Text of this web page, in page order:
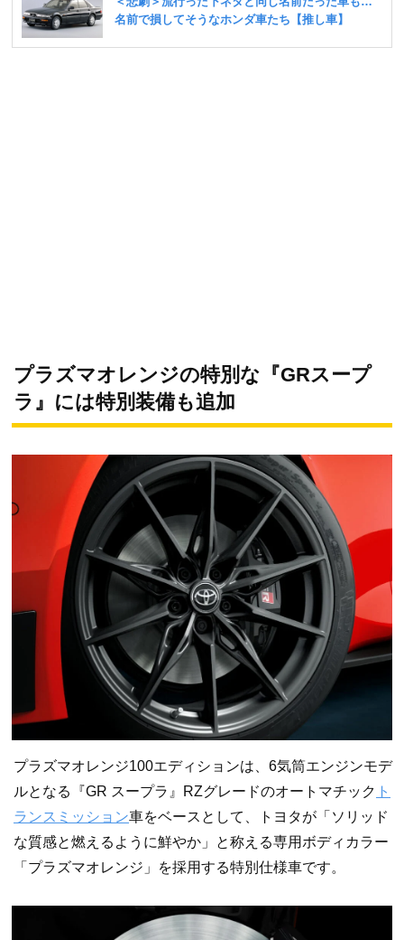
プラズマオレンジの特別な『GRスープ
ラ』には特別装備も追加
プラズマオレンジ100エディションは、6気筒エンジンモデ
ルとなる『GR スープラ』RZグレードのオートマチック ト
ランスミッション車をベースとして、トヨタが「ソリッド
な質感と燃えるように鮮やか」と称える専用ボディカラー
「プラズマオレンジ」を採用する特別仕様車です。